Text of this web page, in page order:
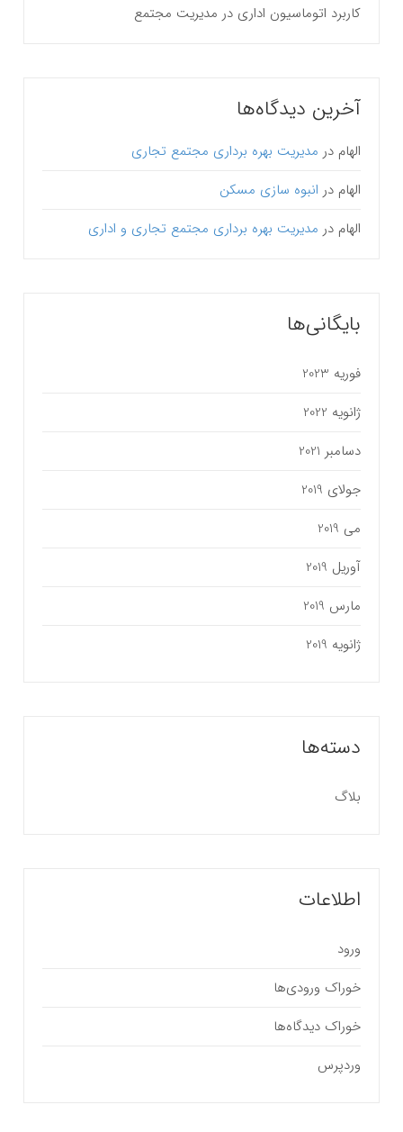
کاربرد اتوماسیون اداری در مدیریت مجتمع
آخرین دیدگاه‌ها
الهام در مدیریت بهره برداری مجتمع تجاری
الهام در انبوه سازی مسکن
الهام در مدیریت بهره برداری مجتمع تجاری و اداری
بایگانی‌ها
فوریه 2023
ژانویه 2022
دسامبر 2021
جولای 2019
می 2019
آوریل 2019
مارس 2019
ژانویه 2019
دسته‌ها
بلاگ
اطلاعات
ورود
خوراک ورودی‌ها
خوراک دیدگاه‌ها
وردپرس